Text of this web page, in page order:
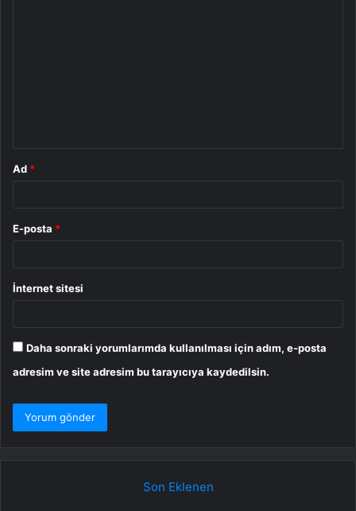
Ad *
E-posta *
İnternet sitesi
Daha sonraki yorumlarımda kullanılması için adım, e-posta
adresim ve site adresim bu tarayıcıya kaydedilsin.
Son Eklenen